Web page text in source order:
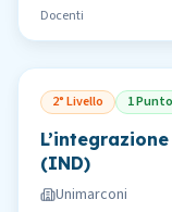
Docenti
2° Livello 1
(IND)
Unimarconi